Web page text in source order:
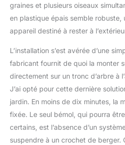
vous
oiseau
ultra-
et une
notre
invite
dans
jardin.
des
et
graines et plusieurs oiseaux
en plastique épais semble robuste,
appareil destiné à rester à
L’installation s’est avérée d’une
fabricant fournit de quoi la monter
directement sur un tronc d’arbre à
J’ai opté pour cette dernière
jardin. En moins de dix minutes, la
fixée. Le seul bémol, qui pourra
certains, est l’absence d’un
suspendre à un crochet de berger.